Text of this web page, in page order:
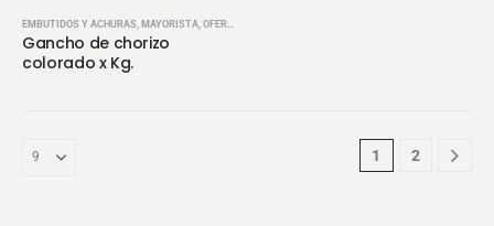
EMBUTIDOS Y ACHURAS MAYORISTA OFERTAS
Gancho de chorizo
colorado x Kg.
1 2